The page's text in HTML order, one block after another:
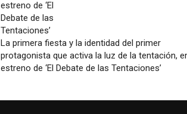
La primera fiesta y la identidad del primer
protagonista que activa la luz de la tentación,
estreno de ‘El Debate de las Tentaciones’